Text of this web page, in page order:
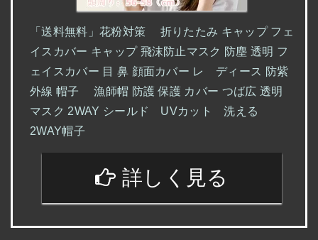
「送料無料」花粉対策 折りたたみ キャップ フェ
イスカバー キャップ 飛沫防止マスク 防塵 透明 フ
ェイスカバー 目 鼻 顔面カバー レ ディース 防紫
外線 帽子 漁師帽 防護 保護 カバー つば広 透明
マスク 2WAY シールド UVカット 洗える
2WAY帽子
詳しく見る